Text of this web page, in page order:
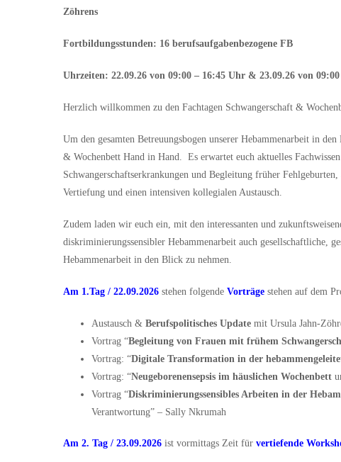
Zöhrens
Fortbildungsstunden: 16 berufsaufgabenbezogene FB
Uhrzeiten: 22.09.26 von 09:00 – 16:45 Uhr & 23.09.26 von
Herzlich willkommen zu den Fachtagen Schwangerschaft &
Um den gesamten Betreuungsbogen unserer Hebammenarbeit in
& Wochenbett Hand in Hand. Es erwartet euch aktuelles
Schwangerschaftserkrankungen und Begleitung früher
Vertiefung und einen intensiven kollegialen Austausch.
Zudem laden wir euch ein, mit den interessanten und
diskriminierungssensibler Hebammenarbeit auch gesellschaftliche,
Hebammenarbeit in den Blick zu nehmen.
Am 1.Tag / 22.09.2026 stehen folgende Vorträge stehen auf dem
Austausch & Berufspolitisches Update mit Ursula Jahn-
Vortrag “Begleitung von Frauen mit frühem
Vortrag: “Digitale Transformation in der
Vortrag: “Neugeborenensepsis im häuslichen Wochenbett
Vortrag “Diskriminierungssensibles Arbeiten in der
Verantwortung” – Sally Nkrumah
Am 2. Tag / 23.09.2026 ist vormittags Zeit für vertiefende